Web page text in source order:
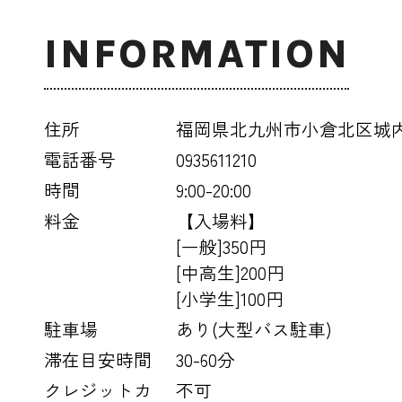
INFORMATION
住所
福岡県北九州市小倉北区城
電話番号
0935611210
時間
9:00-20:00
料金
【入場料】
[一般]350円
[中高生]200円
[小学生]100円
駐車場
あり(大型バス駐車)
滞在目安時間
30-60分
クレジットカ
不可